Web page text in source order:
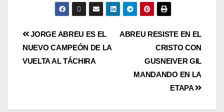
ABREU RESISTE EN EL
CRISTO CON
GUSNEIVER GIL
MANDANDO EN LA
ETAPA
JORGE ABREU ES EL
NUEVO CAMPEÓN DE LA
VUELTA AL TÁCHIRA